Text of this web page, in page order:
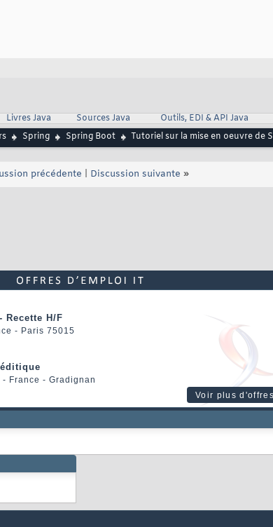
Livres Java Sources Java Outils, EDI & API Java
Spring Spring Boot Tutoriel sur la mise en oeuvre de
précédente Discussion suivante »
Recette H/F
- Paris 75015
- France - Gradignan
Voir plus d'offres